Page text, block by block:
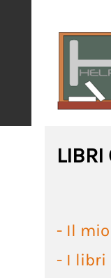
LIBRI
- Il
- I libri